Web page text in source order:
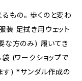
もの。 歩くのと変わ
装 足拭き用ウェット
な方のみ) 履いてき
(ワークショップで
す) *サンダル作成の